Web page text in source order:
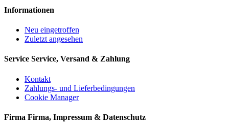
Informationen
Neu eingetroffen
Zuletzt angesehen
Service Service, Versand & Zahlung
Kontakt
Zahlungs- und Lieferbedingungen
Cookie Manager
Firma Firma, Impressum & Datenschutz